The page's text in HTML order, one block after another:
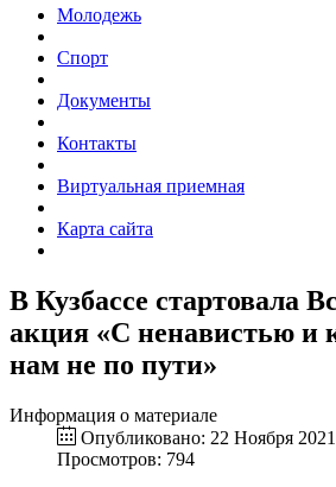
Молодежь
Спорт
Документы
Контакты
Виртуальная приемная
Карта сайта
В Кузбассе стартовала
акция «С ненавистью и
нам не по пути»
Информация о материале
Опубликовано: 22 Ноября 2021
Просмотров: 794